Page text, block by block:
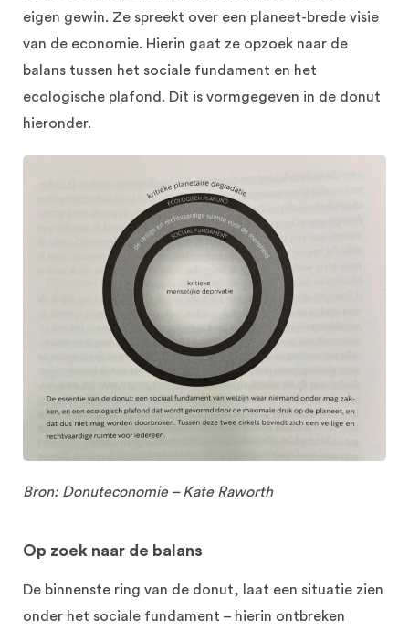
eigen gewin. Ze spreekt over een planeet-brede visie
van de economie. Hierin gaat ze opzoek naar de
balans tussen het sociale fundament en het
ecologische plafond. Dit is vormgegeven in de donut
hieronder.
Bron: Donuteconomie – Kate Raworth
Op zoek naar de balans
De binnenste ring van de donut, laat een situatie zien
onder het sociale fundament – hierin ontbreken